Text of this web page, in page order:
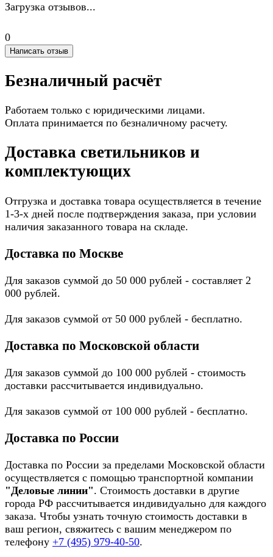
Загрузка отзывов...
0
Написать отзыв
Безналичный расчёт
Работаем только с юридическими лицами.
Оплата принимается по безналичному расчету.
Доставка светильников и
комплектующих
Отгрузка и доставка товара осуществляется в течение
1-3-х дней после подтверждения заказа, при условии
наличия заказанного товара на складе.
Доставка по Москве
Для заказов суммой до 50 000 рублей - составляет 2
000 рублей.
Для заказов суммой от 50 000 рублей - бесплатно.
Доставка по Московской области
Для заказов суммой до 100 000 рублей - стоимость
доставки рассчитывается индивидуально.
Для заказов суммой от 100 000 рублей - бесплатно.
Доставка по России
Доставка по России за пределами Московской области
осуществляется с помощью транспортной компании
"Деловые линии". Стоимость доставки в другие
города РФ рассчитывается индивидуально для каждого
заказа. Чтобы узнать точную стоимость доставки в
ваш регион, свяжитесь с вашим менеджером по
телефону +7 (495) 979-40-50.